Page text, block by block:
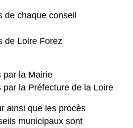
de chaque conseil
de Loire Forez
par la Mairie
par la Préfecture de la Loire
ainsi que les procès
municipaux sont